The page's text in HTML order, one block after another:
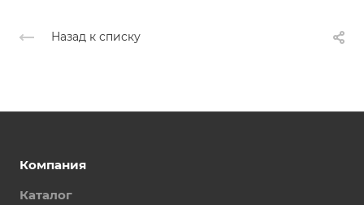
Назад к списку
Компания
Каталог